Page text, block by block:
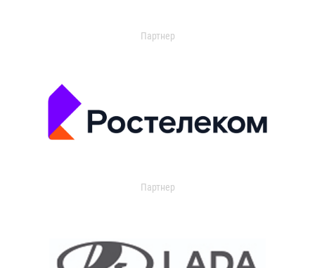
Партнер
Партнер